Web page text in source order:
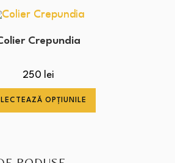
Crepundia
250 lei
OPȚIUNILE